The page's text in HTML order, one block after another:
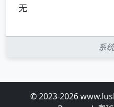
无
系
© 2023-2026